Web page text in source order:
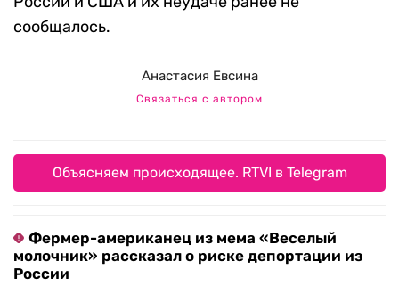
сообщалось.
Анастасия Евсина
Связаться с автором
Объясняем происходящее. RTVI в Telegram
Фермер-американец из мема «Веселый
молочник» рассказал о риске депортации из
России